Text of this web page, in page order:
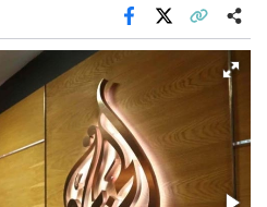
Facebook